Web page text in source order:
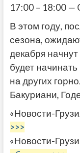
17:00 – 18:00 —
В этом году,
сезона,
декабря
будет начинать
на других
Бакуриани,
«Новости-
>>>
«Новости-